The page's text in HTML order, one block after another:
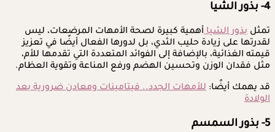
4- بذور الشيا
تمثل بذور الشياأهمية كبيرة لصحة الأمهات المرضعات، ليس
لقدرتها على زيادة حليب الثدي، بل لدورها الفعال أيضًا في تعزيز
قيمته الغذائية، بالإضافة إلى الفوائد المتعددة التي تقدمها للأم،
مثل فقدان الوزن وتحسين الهضم ورفع المناعة وتقوية العظام.
قد يهمك أيضًا: للأمهات الجدد.. فيتامينات ومعادن ضرورية بعد
الولادة
5- بذور السمسم